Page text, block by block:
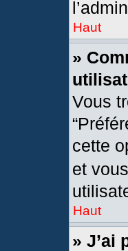
Haut
»
Vous
cette
et
Haut
» J’ai